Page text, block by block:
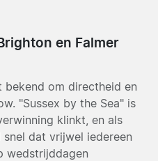
en Falmer
bekend om directheid en
"Sussex by the Sea" is
klinkt, en als
dat vrijwel iedereen
wedstrijddagen